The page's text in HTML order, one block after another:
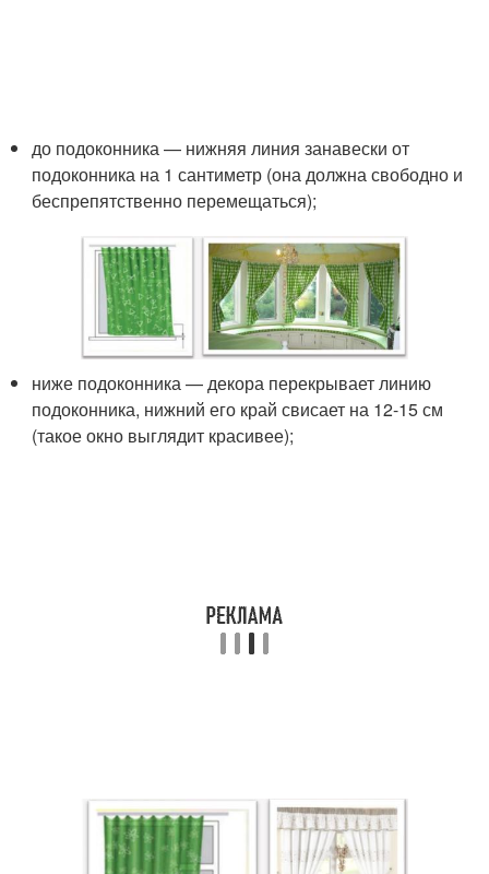
до подоконника — нижняя линия занавески от
подоконника на 1 сантиметр (она должна свободно и
беспрепятственно перемещаться);
ниже подоконника — декора перекрывает линию
подоконника, нижний его край свисает на 12-15 см
(такое окно выглядит красивее);